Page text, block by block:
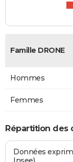
Famille DRONE
Hommes
Femmes
Répartition des
Données